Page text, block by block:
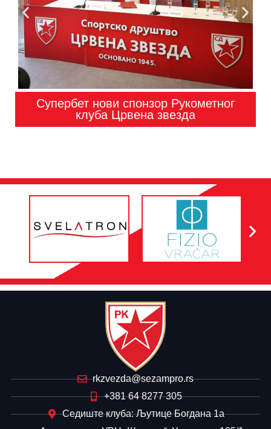
Супербет нови спонзор Рукометног
клуба Црвена звезда
rkzvezda@sezampro.rs
+381 64 8277 305
Седиште клуба: Љутице Богдана 1а